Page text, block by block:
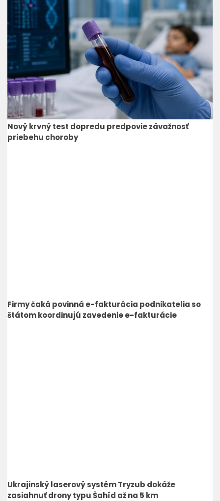
Nový krvný test dopredu predpovie závažnosť
priebehu choroby
Firmy čaká povinná e-fakturácia podnikatelia so
štátom koordinujú zavedenie e-fakturácie
Ukrajinský laserový systém Tryzub dokáže
zasiahnuť drony typu Šahíd až na 5 km